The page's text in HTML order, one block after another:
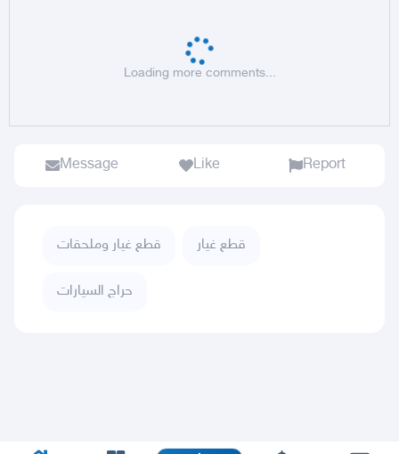
Loading more comments...
Message Like Report
قطع غيار وملحقات قطع غيار
حراج السيارات